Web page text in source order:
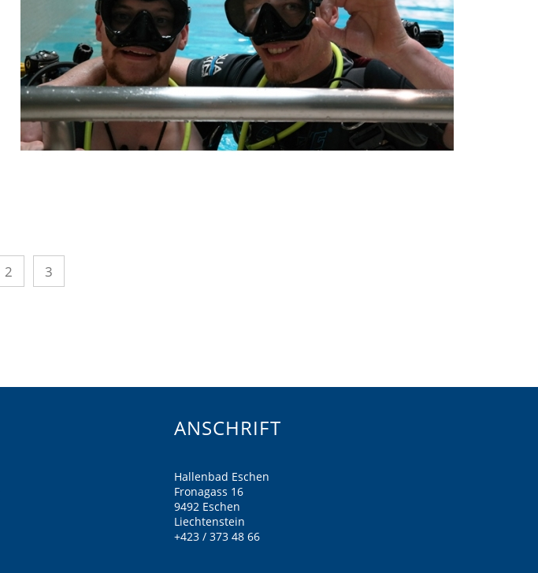
2 3
ANSCHRIFT
Hallenbad Eschen
Fronagass 16
9492 Eschen
Liechtenstein
+423 / 373 48 66